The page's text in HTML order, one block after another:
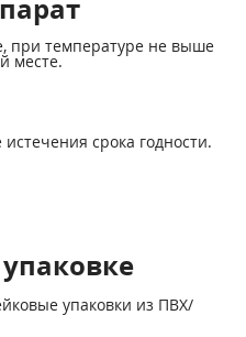
при температуре не выше
месте.
срока годности.
упаковки из ПВХ/